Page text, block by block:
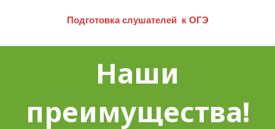
Подготовка слушателей к ОГЭ
Наши
преимущества!